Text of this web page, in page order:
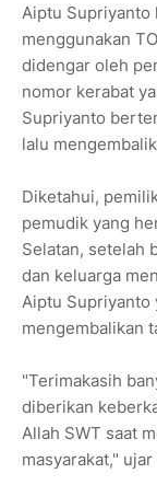
Aiptu Supriyanto
menggunakan
didengar oleh
nomor kerabat
Supriyanto
lalu
Diketahui,
pemudik yang
Selatan, setelah
dan keluarga
Aiptu Supriyanto
mengembalikan
"Terimakasih
diberikan
Allah SWT saat
masyarakat,"